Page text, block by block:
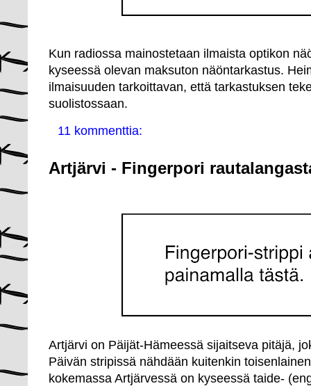
Kun radiossa mainostetaan ilmaista optikon
kyseessä olevan maksuton näöntarkastus.
ilmaisuuden tarkoittavan, että tarkastuksen
suolistossaan.
11 kommenttia:
Artjärvi - Fingerpori
Artjärvi on Päijät-Hämeessä sijaitseva pitäjä,
Päivän stripissä nähdään kuitenkin
kokemassa Artjärvessä on kyseessä taide-